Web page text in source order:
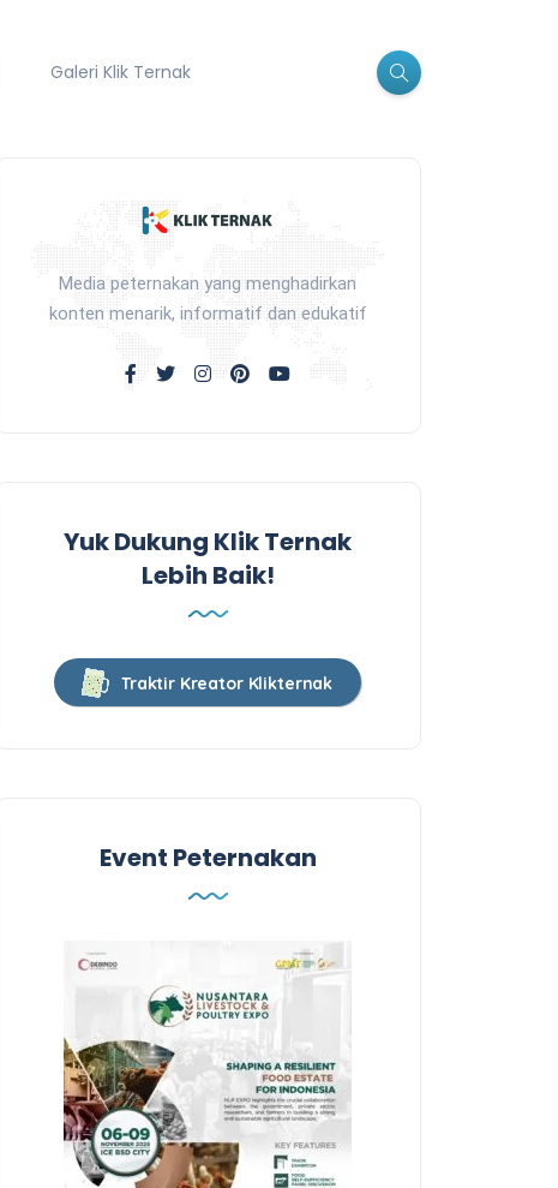
Galeri Klik Ternak
Media peternakan yang menghadirkan
konten menarik, informatif dan edukatif
Yuk Dukung Klik Ternak
Lebih Baik!
Traktir Kreator Klikternak
Event Peternakan